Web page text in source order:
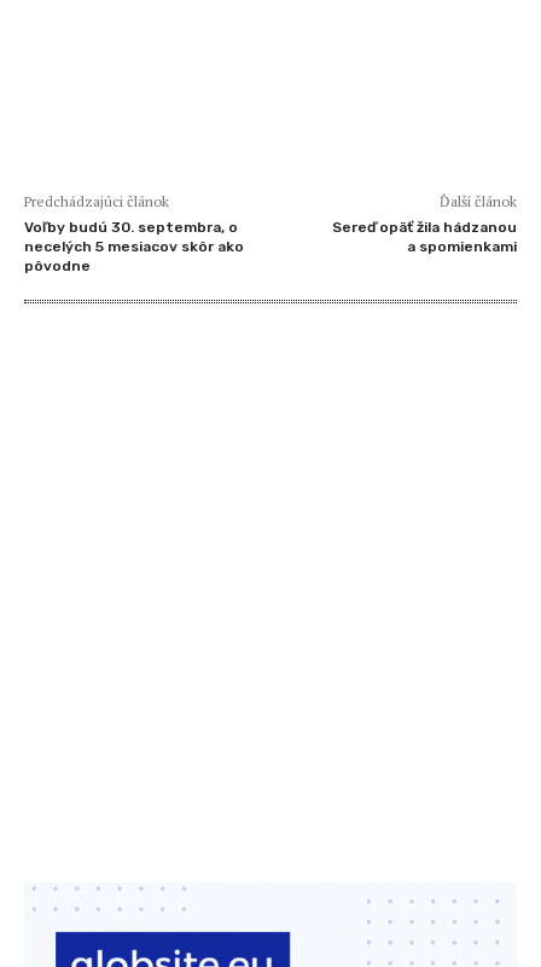
Predchádzajúci článok
Voľby budú 30. septembra, o
necelých 5 mesiacov skôr ako
pôvodne
Ďalší článok
Sereď opäť žila hádzanou
a spomienkami